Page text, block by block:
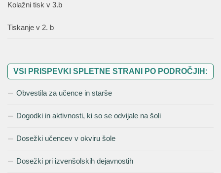
Kolažni tisk v 3.b
Tiskanje v 2. b
VSI PRISPEVKI SPLETNE STRANI PO PODROČJIH:
Obvestila za učence in starše
Dogodki in aktivnosti, ki so se odvijale na šoli
Dosežki učencev v okviru šole
Dosežki pri izvenšolskih dejavnostih